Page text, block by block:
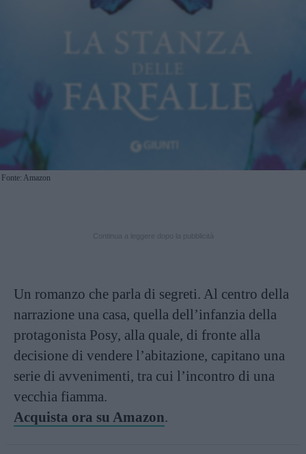
Fonte: Amazon
Un romanzo che parla di segreti. Al centro della
narrazione una casa, quella dell’infanzia della
protagonista Posy, alla quale, di fronte alla
decisione di vendere l’abitazione, capitano una
serie di avvenimenti, tra cui l’incontro di una
vecchia fiamma.
Acquista ora su Amazon.